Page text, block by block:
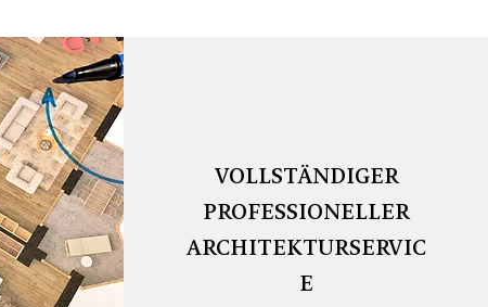
VOLLSTÄNDIGER
PROFESSIONELLER
ARCHITEKTURSERVIC
E